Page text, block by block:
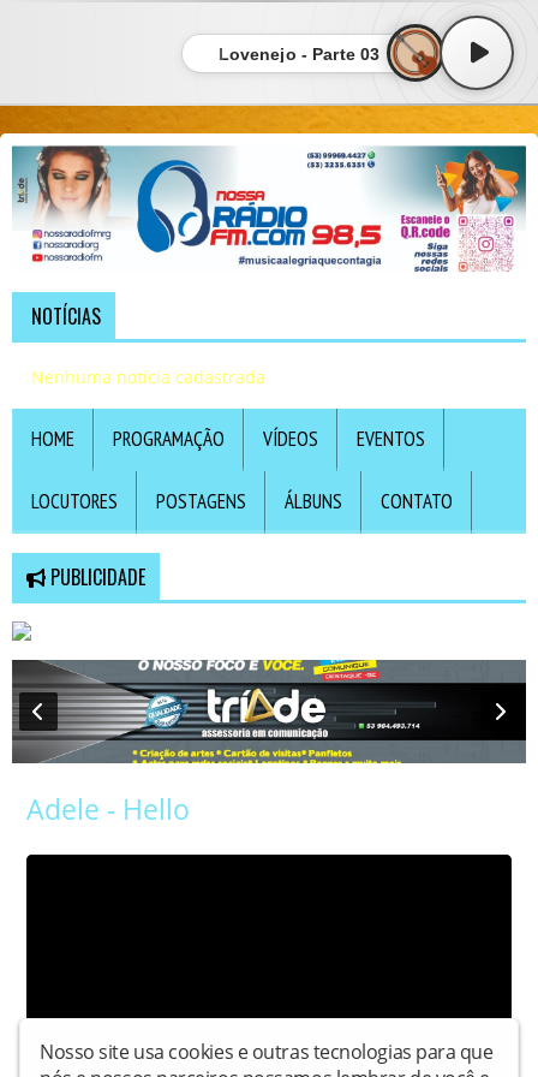
Lovenejo - Parte 03
NOTÍCIAS
Nenhuma notícia cadastrada
HOME PROGRAMAÇÃO VÍDEOS EVENTOS
LOCUTORES POSTAGENS ÁLBUNS CONTATO
PUBLICIDADE
Adele - Hello
Nosso site usa cookies e outras tecnologias para que